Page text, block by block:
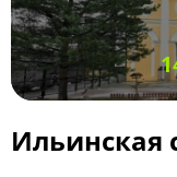
Ильинская